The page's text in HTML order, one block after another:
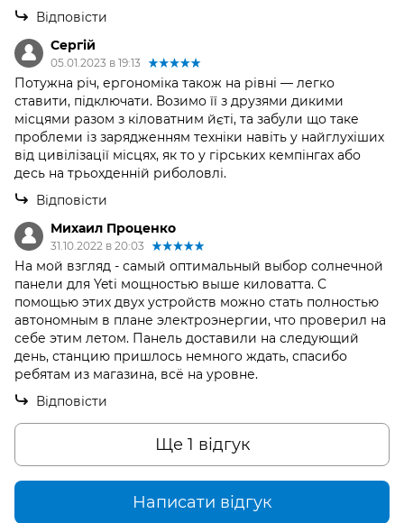
Відповісти
Сергiй
05.01.2023 в 19:13
Потужна річ, ергономіка також на рівні — легко
ставити, підключати. Возимо її з друзями дикими
місцями разом з кіловатним йєті, та забули що таке
проблеми із зарядженням техніки навіть у найглухіших
від цивілізації місцях, як то у гірських кемпінгах або
десь на трьохденній риболовлі.
Відповісти
Михаил Проценко
31.10.2022 в 20:03
На мой взгляд - самый оптимальный выбор солнечной
панели для Yeti мощностью выше киловатта. С
помощью этих двух устройств можно стать полностью
автономным в плане электроэнергии, что проверил на
себе этим летом. Панель доставили на следующий
день, станцию пришлось немного ждать, спасибо
ребятам из магазина, всё на уровне.
Відповісти
Ще 1 відгук
Написати відгук